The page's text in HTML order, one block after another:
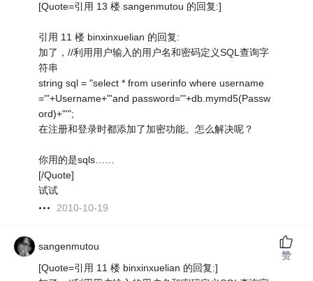
[Quote=引用 13 楼 sangenmutou 的回复:]
引用 11 楼 binxinxuelian 的回复:
加了，//利用用户输入的用户名和密码定义SQL查询字
符串
string sql = "select * from userinfo where username
='"+Username+"'and password='"+db.mymd5(Passw
ord)+"'";
在注册和登录时都添加了加密功能。怎么解决呢？
你用的是sqls……
[/Quote]
试试
2010-10-19
sangenmutou
[Quote=引用 11 楼 binxinxuelian 的回复:]
赞